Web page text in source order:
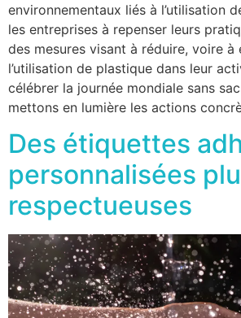
environnementaux liés à l’utilisation
les entreprises à repenser leurs
des mesures visant à réduire, voire à
l’utilisation de plastique dans leur
célébrer la journée mondiale sans
mettons en lumière les actions
Des étiquettes
personnalisées
respectueuses